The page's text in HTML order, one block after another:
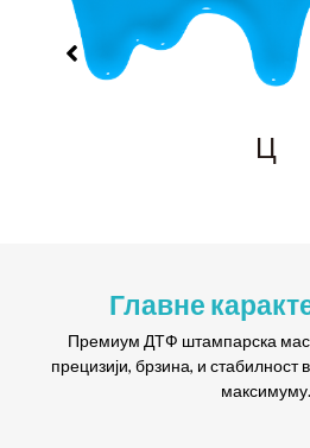
Ц
Главне
Премиум ДТФ штампарска
прецизији, брзина, и
максимуму.